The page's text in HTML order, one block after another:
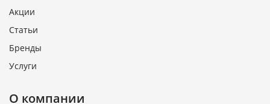
Акции
Статьи
Бренды
Услуги
О компании